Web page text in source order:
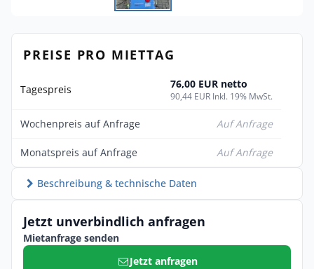
PREISE PRO MIETTAG
Tagespreis 76,00 EUR netto
90,44 EUR Inkl. 19% MwSt.
Wochenpreis auf Anfrage Auf Anfrage
Monatspreis auf Anfrage Auf Anfrage
Beschreibung & technische Daten
Jetzt unverbindlich anfragen
Mietanfrage senden
Jetzt anfragen